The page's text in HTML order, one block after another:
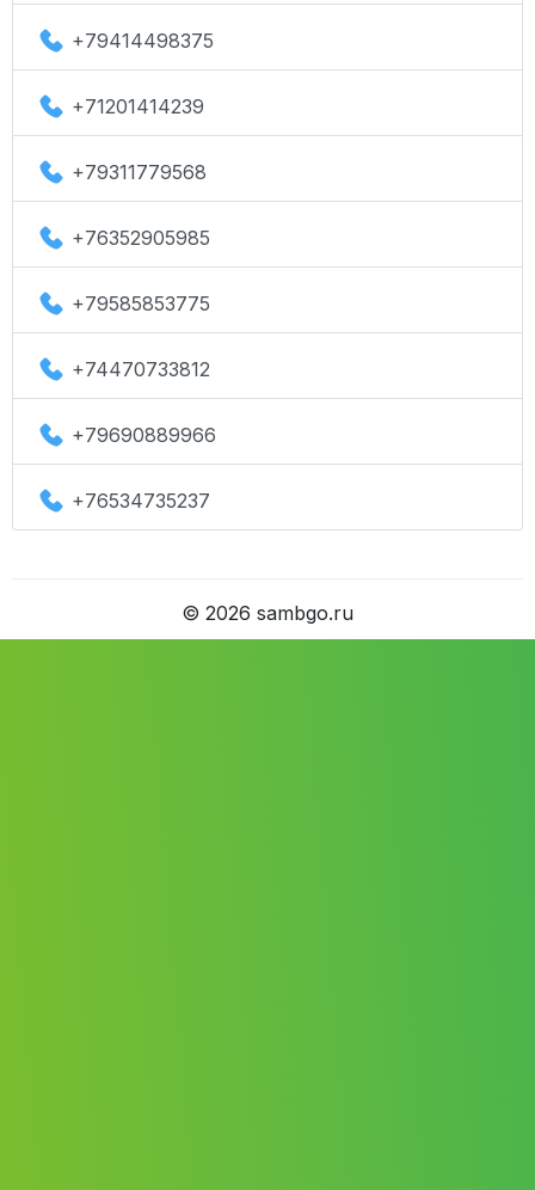
+79414498375
+71201414239
+79311779568
+76352905985
+79585853775
+74470733812
+79690889966
+76534735237
© 2026 sambgo.ru